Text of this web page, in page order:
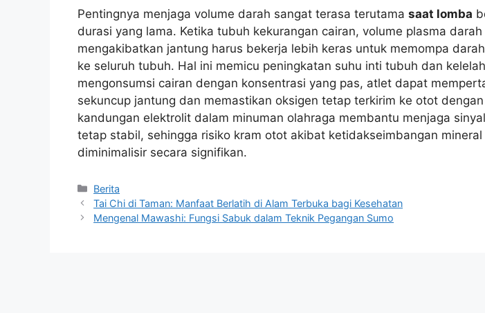
Pentingnya menjaga volume darah sangat terasa terutama saat lomba
durasi yang lama. Ketika tubuh kekurangan cairan, volume plasma
mengakibatkan jantung harus bekerja lebih keras untuk memompa
ke seluruh tubuh. Hal ini memicu peningkatan suhu inti tubuh dan
mengonsumsi cairan dengan konsentrasi yang pas, atlet dapat
sekuncup jantung dan memastikan oksigen tetap terkirim ke otot
kandungan elektrolit dalam minuman olahraga membantu menjaga
tetap stabil, sehingga risiko kram otot akibat ketidakseimbangan
diminimalisir secara signifikan.
Kategori
Berita
Tai Chi di Taman: Manfaat Berlatih di Alam Terbuka bagi Kesehatan
Mengenal Mawashi: Fungsi Sabuk dalam Teknik Pegangan Sumo